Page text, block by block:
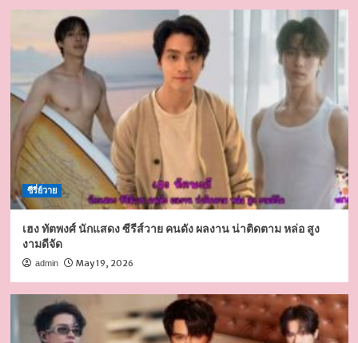
ซีรี่ย์วาย
เฮง ทัตพงศ์ นักแสดง ซีรีส์วาย คนดัง ผลงาน น่าติดตาม หล่อ สูง
งามดีจัด
admin May 19, 2026